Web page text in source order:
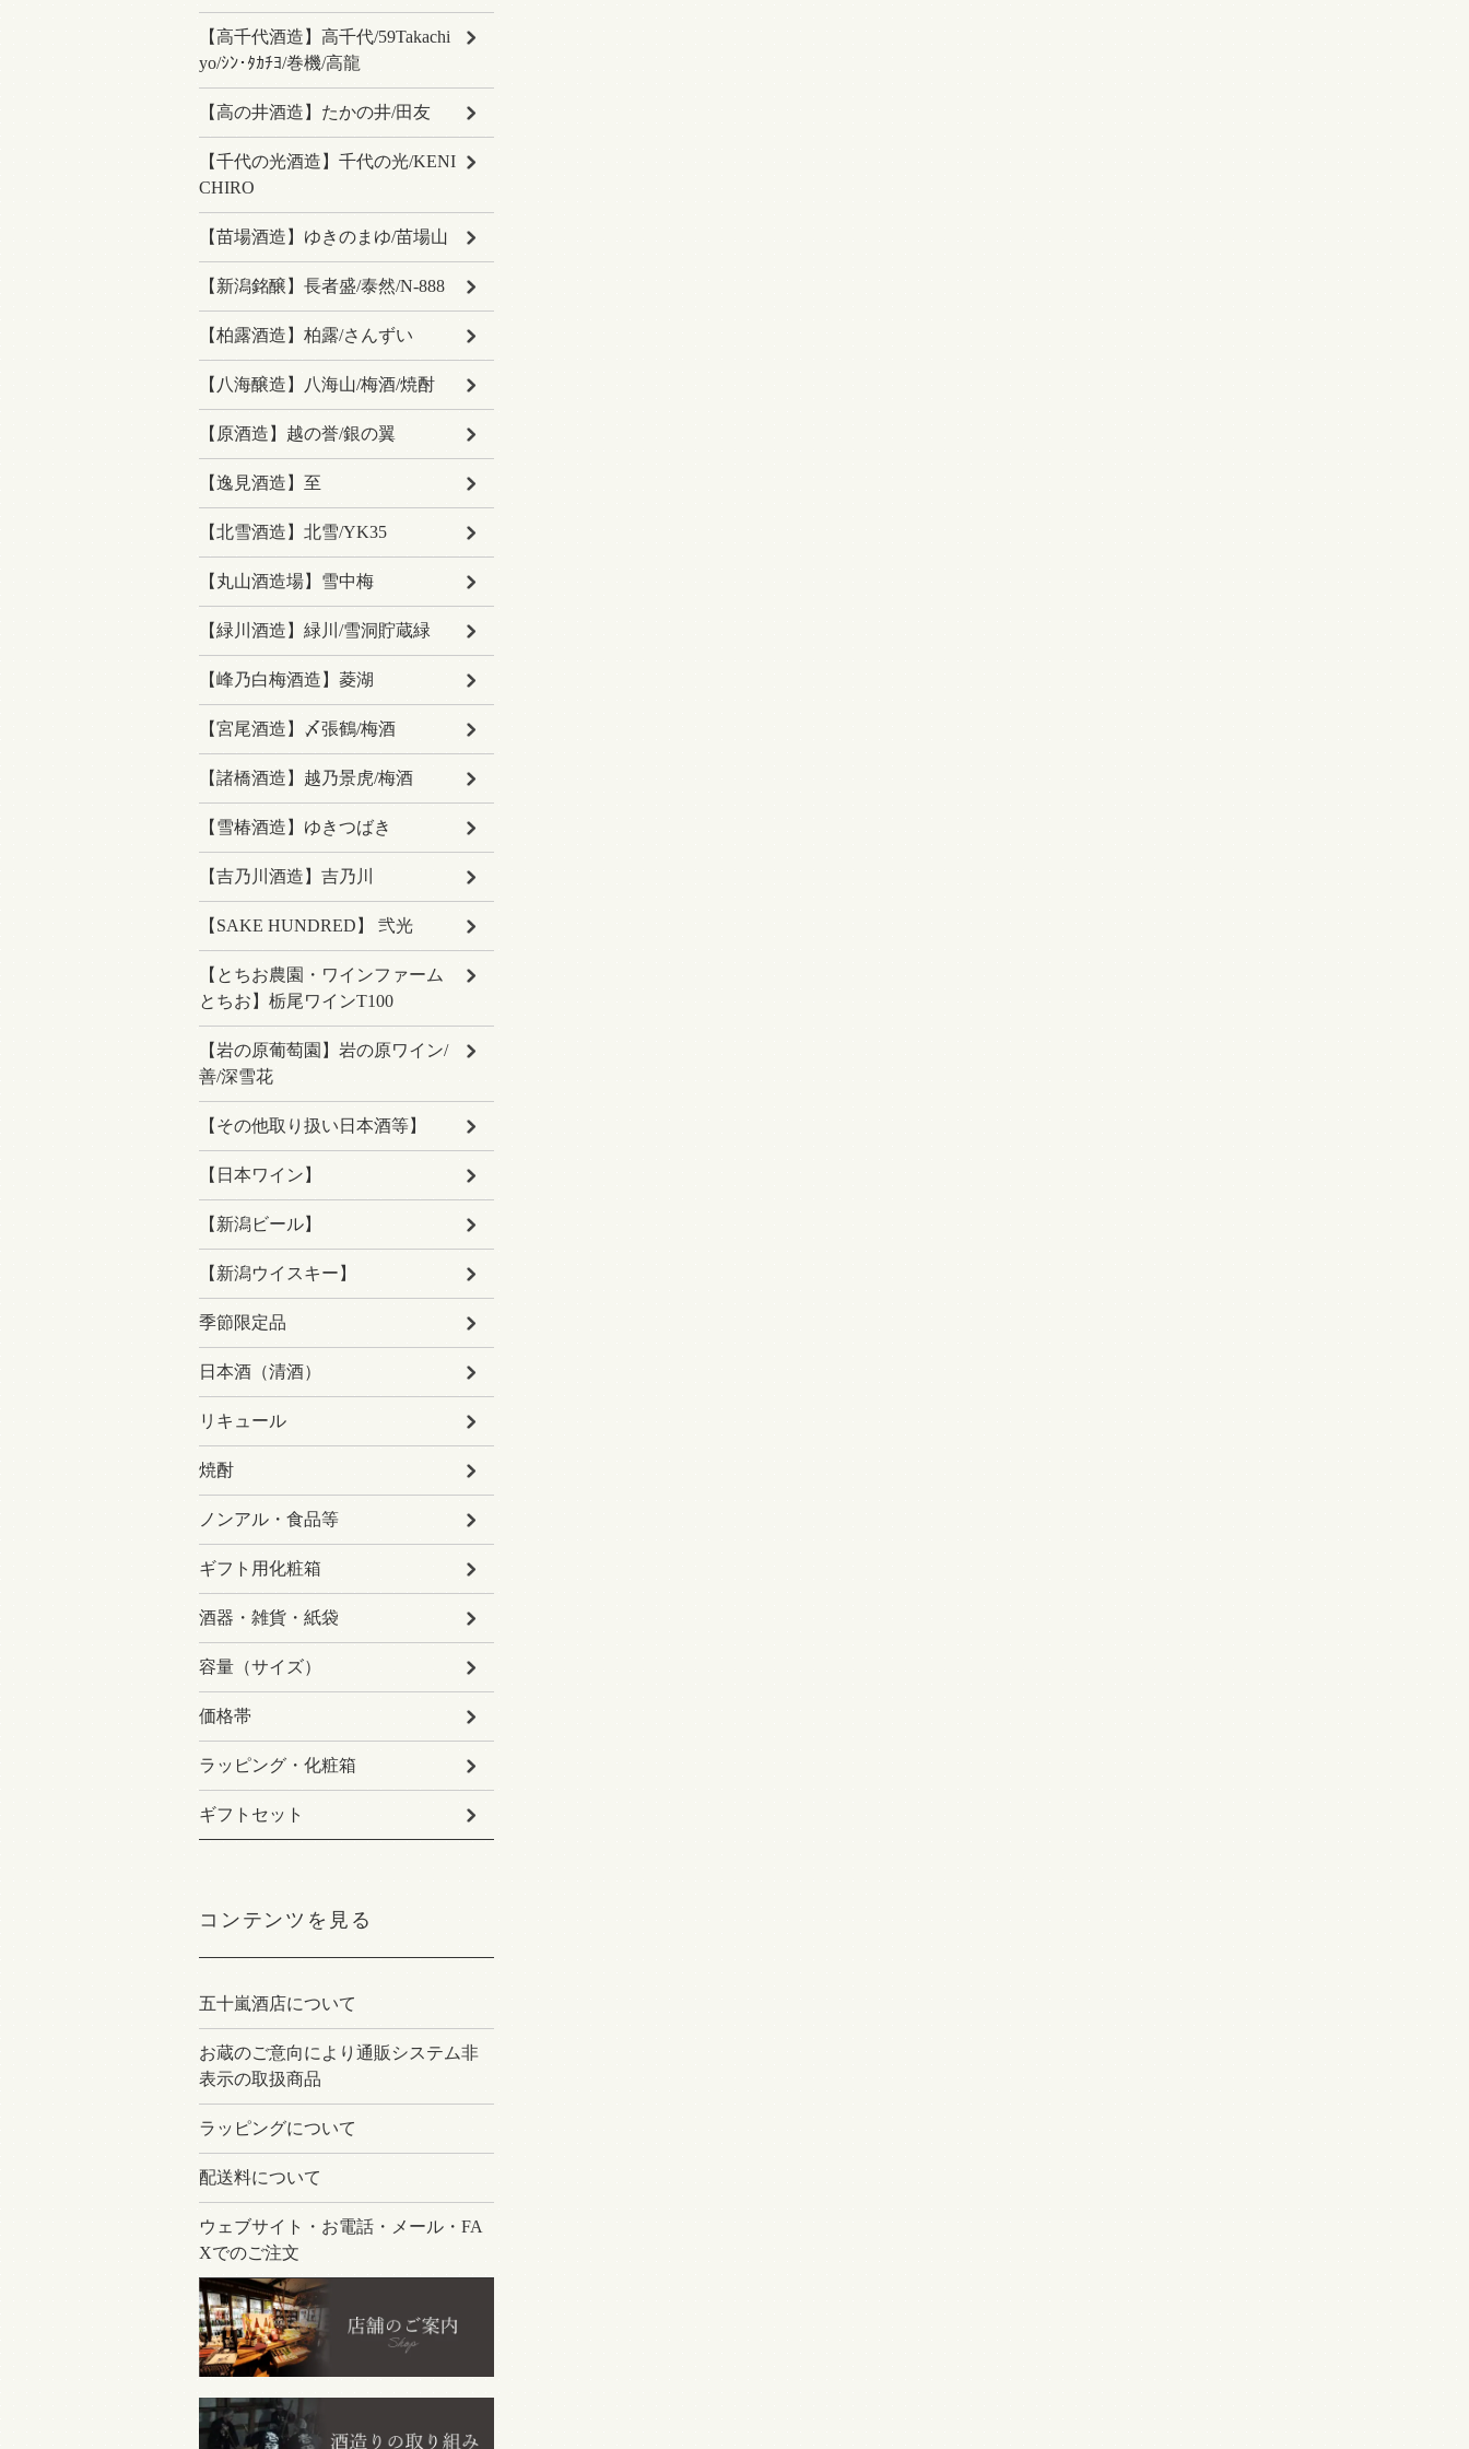
【高千代酒造】高千代/59Takachi
yo/ｼﾝ･ﾀｶﾁﾖ/巻機/高龍
【高の井酒造】たかの井/田友
【千代の光酒造】千代の光/KENI
CHIRO
【苗場酒造】ゆきのまゆ/苗場山
【新潟銘醸】長者盛/泰然/N-888
【柏露酒造】柏露/さんずい
【八海醸造】八海山/梅酒/焼酎
【原酒造】越の誉/銀の翼
【逸見酒造】至
【北雪酒造】北雪/YK35
【丸山酒造場】雪中梅
【緑川酒造】緑川/雪洞貯蔵緑
【峰乃白梅酒造】菱湖
【宮尾酒造】〆張鶴/梅酒
【諸橋酒造】越乃景虎/梅酒
【雪椿酒造】ゆきつばき
【吉乃川酒造】吉乃川
【SAKE HUNDRED】 弐光
【とちお農園・ワインファーム
とちお】栃尾ワインT100
【岩の原葡萄園】岩の原ワイン/
善/深雪花
【その他取り扱い日本酒等】
【日本ワイン】
【新潟ビール】
【新潟ウイスキー】
季節限定品
日本酒（清酒）
リキュール
焼酎
ノンアル・食品等
ギフト用化粧箱
酒器・雑貨・紙袋
容量（サイズ）
価格帯
ラッピング・化粧箱
ギフトセット
コンテンツを見る
五十嵐酒店について
お蔵のご意向により通販システム非
表示の取扱商品
ラッピングについて
配送料について
ウェブサイト・お電話・メール・FA
Xでのご注文